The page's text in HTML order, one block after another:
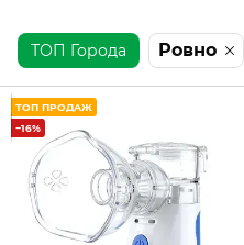
ТОП Города Ровно
ТОП ПРОДАЖ
−16%